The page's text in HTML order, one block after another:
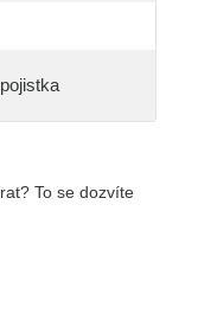
To se dozvíte